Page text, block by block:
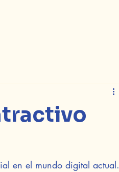
en el mundo digital actual.